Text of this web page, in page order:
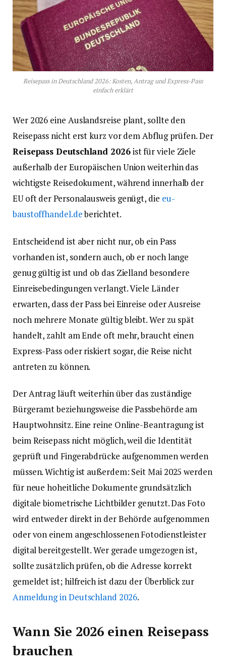
Reisepass in Deutschland 2026: Kosten, Antrag und Express-Pass
einfach erklärt
Wer 2026 eine Auslandsreise plant, sollte den
Reisepass nicht erst kurz vor dem Abflug prüfen. Der
Reisepass Deutschland 2026ist für viele Ziele
außerhalb der Europäischen Union weiterhin das
wichtigste Reisedokument, während innerhalb der
EU oft der Personalausweis genügt, die eu-
baustoffhandel.deberichtet.
Entscheidend ist aber nicht nur, ob ein Pass
vorhanden ist, sondern auch, ob er noch lange
genug gültig ist und ob das Zielland besondere
Einreisebedingungen verlangt. Viele Länder
erwarten, dass der Pass bei Einreise oder Ausreise
noch mehrere Monate gültig bleibt. Wer zu spät
handelt, zahlt am Ende oft mehr, braucht einen
Express-Pass oder riskiert sogar, die Reise nicht
antreten zu können.
Der Antrag läuft weiterhin über das zuständige
Bürgeramt beziehungsweise die Passbehörde am
Hauptwohnsitz. Eine reine Online-Beantragung ist
beim Reisepass nicht möglich, weil die Identität
geprüft und Fingerabdrücke aufgenommen werden
müssen. Wichtig ist außerdem: Seit Mai 2025 werden
für neue hoheitliche Dokumente grundsätzlich
digitale biometrische Lichtbilder genutzt. Das Foto
wird entweder direkt in der Behörde aufgenommen
oder von einem angeschlossenen Fotodienstleister
digital bereitgestellt. Wer gerade umgezogen ist,
sollte zusätzlich prüfen, ob die Adresse korrekt
gemeldet ist; hilfreich ist dazu der Überblick zur
Anmeldung in Deutschland 2026.
Wann Sie 2026 einen Reisepass
brauchen